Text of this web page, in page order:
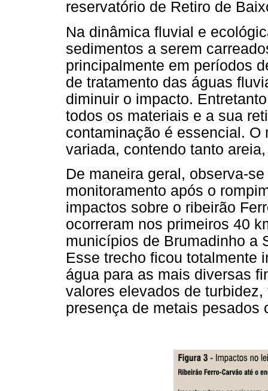
reservatório de Retiro de
Na dinâmica fluvial e
sedimentos a serem
principalmente em períodos
de tratamento das águas
diminuir o impacto.
todos os materiais e a sua
contaminação é essencial.
variada, contendo tanto
De maneira geral, observa-
monitoramento após o
impactos sobre o ribeirão
ocorreram nos primeiros 40
municípios de Brumadinho a
Esse trecho ficou totalmente
água para as mais diversas
valores elevados de
presença de metais pesados